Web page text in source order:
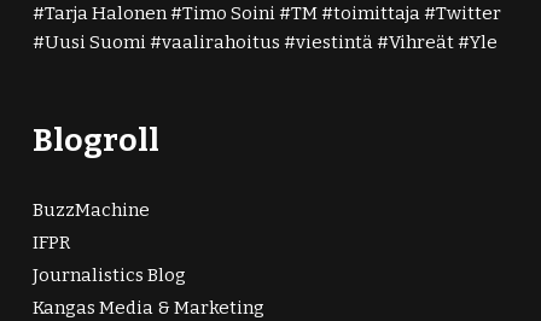
Tarja Halonen
Timo Soini TM toimittaja
Twitter
Uusi Suomi
vaalirahoitus viestintä Vihreät Yle
Blogroll
BuzzMachine
IFPR
Journalistics Blog
Kangas Media & Marketing